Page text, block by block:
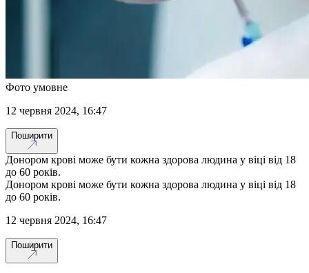
Фото умовне
12 червня 2024, 16:47
Поширити
Донором крові може бути кожна здорова людина у віці від 18
до 60 років.
Донором крові може бути кожна здорова людина у віці від 18
до 60 років.
12 червня 2024, 16:47
Поширити